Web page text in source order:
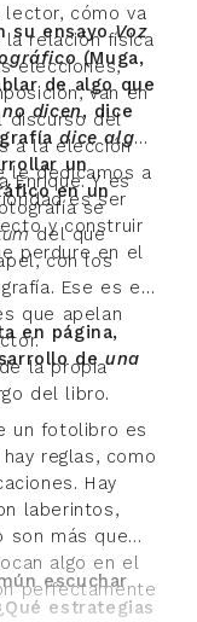
cómo va
relación física
elecciones,
van en
discurso del
a la elección
le dedicamos a
es ser
y construir
perdure en el
su ensayoVoz
(Muga,
de algo que
no dicen, dice
dice algo
un
en un
Enrique. Y es
se
del que
con los
Ese es el
que apelan
la propia
del libro.
en página,
deuna
un fotolibro es
reglas, como
Hay
laberintos,
son más que
algo en el
perfectamente
escuchar
estrategias